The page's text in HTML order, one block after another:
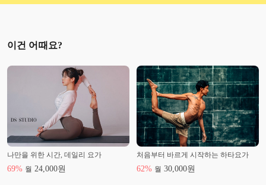
이건 어때요?
나만을 위한 시간, 데일리 요가
69% 월 24,000원
처음부터 바르게 시작하는 하타요가
62% 월 30,000원